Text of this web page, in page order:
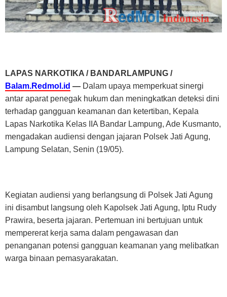
LAPAS NARKOTIKA / BANDARLAMPUNG /
Balam.Redmol.id — Dalam upaya memperkuat sinergi
antar aparat penegak hukum dan meningkatkan deteksi dini
terhadap gangguan keamanan dan ketertiban, Kepala
Lapas Narkotika Kelas IIA Bandar Lampung, Ade Kusmanto,
mengadakan audiensi dengan jajaran Polsek Jati Agung,
Lampung Selatan, Senin (19/05).
Kegiatan audiensi yang berlangsung di Polsek Jati Agung
ini disambut langsung oleh Kapolsek Jati Agung, Iptu Rudy
Prawira, beserta jajaran. Pertemuan ini bertujuan untuk
mempererat kerja sama dalam pengawasan dan
penanganan potensi gangguan keamanan yang melibatkan
warga binaan pemasyarakatan.